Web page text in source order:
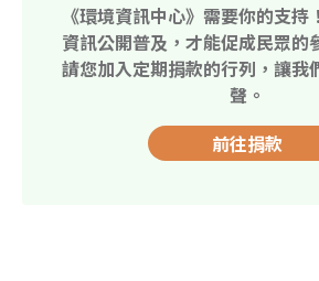
《環境資訊中心》需要你的支持
資訊公開普及，才能促成民眾的
請您加入定期捐款的行列，讓我
聲。
前往捐款